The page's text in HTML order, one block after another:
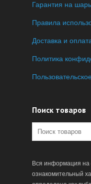
Гарантия на
Правила
Доставка и
Политика
Поиск товаров
Вся информация на
ознакомительный